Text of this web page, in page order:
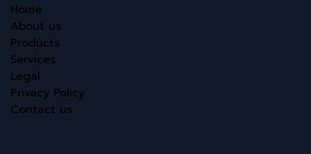
Home
About us
Products
Services
Legal
Privacy Policy
Contact us